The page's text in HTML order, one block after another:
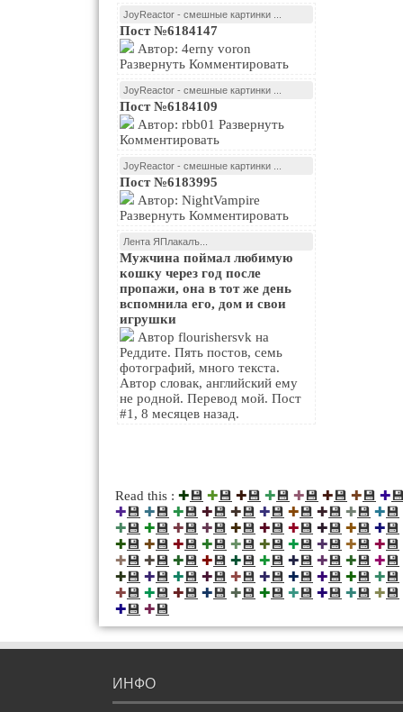
JoyReactor - смешные картинки ...
Пост №6184147
Развернуть Комментировать
JoyReactor - смешные картинки ...
Пост №6184109
Комментировать
JoyReactor - смешные картинки ...
Пост №6183995
Развернуть Комментировать
Лента ЯПлакалъ...
Мужчина поймал любимую
кошку через год после
пропажи, она в тот же день
вспомнила его, дом и свои
игрушки
Реддите. Пять постов, семь
фотографий, много текста.
Автор словак, английский ему
не родной. Перевод мой. Пост
#1, 8 месяцев назад.
Read this : ✚💾 ✚💾 ✚💾 ✚💾 ✚💾 ✚💾 ✚💾 ✚
✚💾 ✚💾 ✚💾 ✚💾 ✚💾 ✚💾 ✚💾 ✚💾 ✚💾 ✚💾
✚💾 ✚💾 ✚💾 ✚💾 ✚💾 ✚💾 ✚💾 ✚💾 ✚💾 ✚💾
✚💾 ✚💾 ✚💾 ✚💾 ✚💾 ✚💾 ✚💾 ✚💾 ✚💾 ✚💾
✚💾 ✚💾 ✚💾 ✚💾 ✚💾 ✚💾 ✚💾 ✚💾 ✚💾 ✚💾
✚💾 ✚💾 ✚💾 ✚💾 ✚💾 ✚💾 ✚💾 ✚💾 ✚💾 ✚💾
✚💾 ✚💾 ✚💾 ✚💾 ✚💾 ✚💾 ✚💾 ✚💾 ✚💾 ✚💾
✚💾 ✚💾
ИНФО